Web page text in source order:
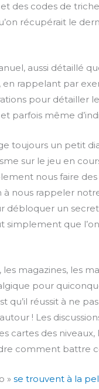
et des codes de
récupérait le
aussi détaillé
en rappelant par
pour détailler
parfois même
toujours un petit
sur le jeu en
nous faire des
à nous rappeler
un
simplement que
magazines, les
pour
qu’il réussit à ne
! Les
cartes des
comment battre
» se trouvent à la